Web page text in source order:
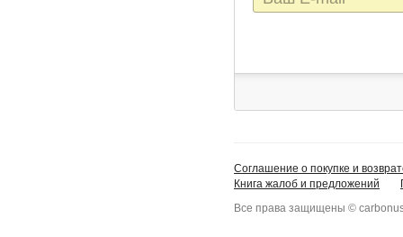
mail
Соглашение о покупке и
Книга жалоб и предложений
Все права защищены ©